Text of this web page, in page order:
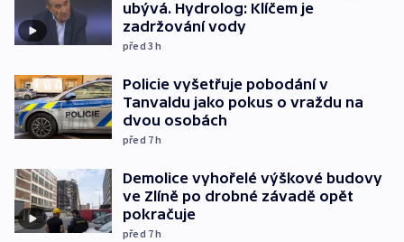
ubývá. Hydrolog: Klíčem je
zadržování vody
před 3h
Policie vyšetřuje pobodání v
Tanvaldu jako pokus o vraždu na
dvou osobách
před 7h
Demolice vyhořelé výškové budovy
ve Zlíně po drobné závadě opět
pokračuje
před 7h